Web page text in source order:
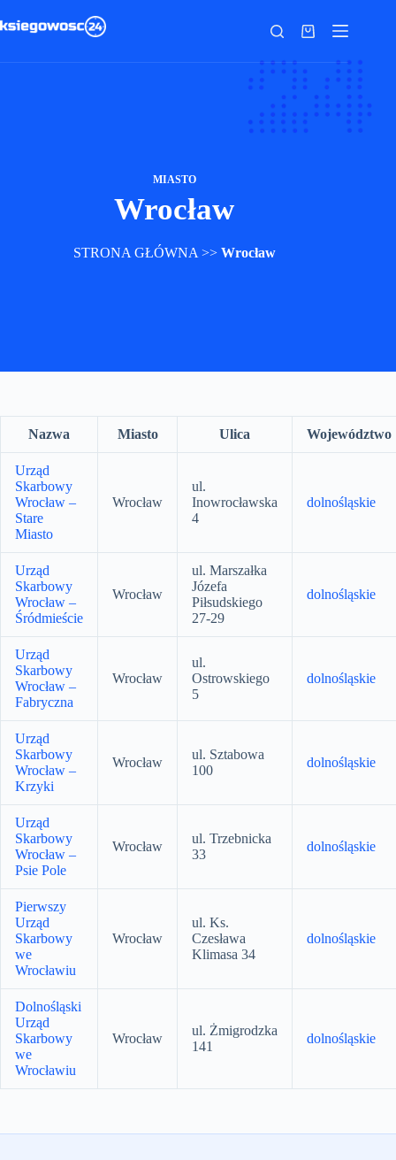
do
Koszyk
MIASTO
Wrocław
STRONA GŁÓWNA >> Wrocław
Nazwa Miasto Ulica Województwo
Urząd
Skarbowy
Wrocław –
Stare
Miasto
Wrocław
ul.
Inowrocławska
4
dolnośląskie
Urząd
Skarbowy
Wrocław –
Śródmieście
Wrocław
ul. Marszałka
Józefa
Piłsudskiego
27-29
dolnośląskie
Urząd
Skarbowy
Wrocław –
Fabryczna
Wrocław
ul.
Ostrowskiego
5
dolnośląskie
Urząd
Skarbowy
Wrocław –
Krzyki
Wrocław
ul. Sztabowa
100
dolnośląskie
Urząd
Skarbowy
Wrocław –
Psie Pole
Wrocław
ul. Trzebnicka
33
dolnośląskie
Pierwszy
Urząd
Skarbowy
we
Wrocławiu
Wrocław
ul. Ks.
Czesława
Klimasa 34
dolnośląskie
Dolnośląski
Urząd
Skarbowy
we
Wrocławiu
Wrocław
ul. Żmigrodzka
141
dolnośląskie